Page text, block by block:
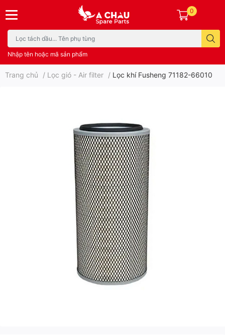
Nhập tên hoặc mã sản phẩm
0
Trang chủ / Lọc gió - Air filter / Lọc khí Fusheng 71182-66010